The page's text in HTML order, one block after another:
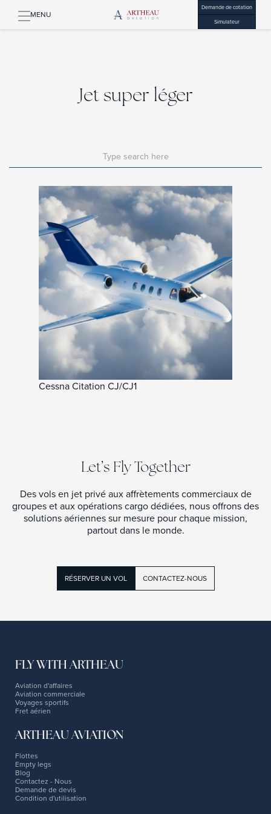
MENU
Demande de cotation
Simulateur
Jet super léger
Cessna Citation CJ/CJ1
Let’s Fly Together
Des vols en jet privé aux affrètements commerciaux de
groupes et aux opérations cargo dédiées, nous offrons des
solutions aériennes sur mesure pour chaque mission,
partout dans le monde.
RÉSERVER UN VOL CONTACTEZ-NOUS
FLY WITH ARTHEAU
Aviation d'affaires
Aviation commerciale
Voyages sportifs
Fret aérien
ARTHEAU AVIATION
Flottes
Empty legs
Blog
Contactez - Nous
Demande de devis
Condition d'utilisation